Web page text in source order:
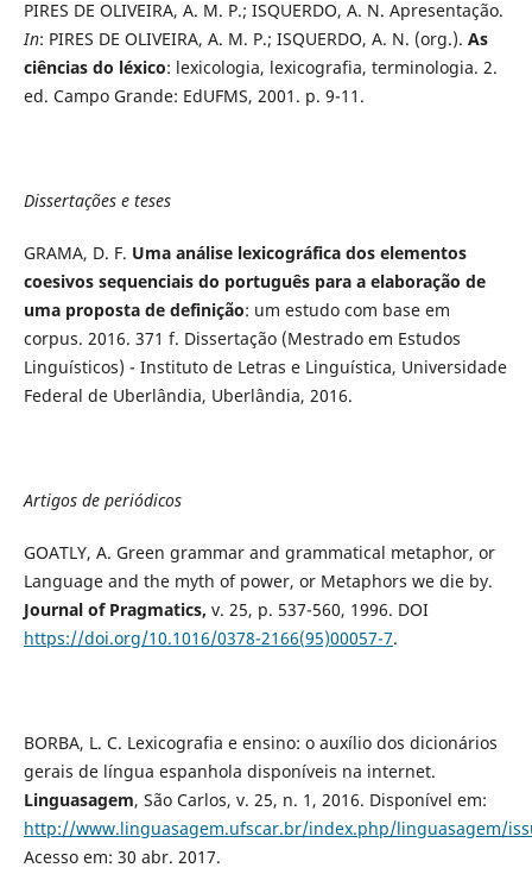
PIRES DE OLIVEIRA, A. M. P.; ISQUERDO, A. N. Apresentação.
In: PIRES DE OLIVEIRA, A. M. P.; ISQUERDO, A. N. (org.). As
ciências do léxico: lexicologia, lexicografia, terminologia. 2.
ed. Campo Grande: EdUFMS, 2001. p. 9-11.
Dissertações e teses
GRAMA, D. F. Uma análise lexicográfica dos elementos
coesivos sequenciais do português para a elaboração de
uma proposta de definição: um estudo com base em
corpus. 2016. 371 f. Dissertação (Mestrado em Estudos
Linguísticos) - Instituto de Letras e Linguística, Universidade
Federal de Uberlândia, Uberlândia, 2016.
Artigos de periódicos
GOATLY, A. Green grammar and grammatical metaphor, or
Language and the myth of power, or Metaphors we die by.
Journal of Pragmatics, v. 25, p. 537-560, 1996. DOI
https://doi.org/10.1016/0378-2166(95)00057-7.
BORBA, L. C. Lexicografia e ensino: o auxílio dos dicionários
gerais de língua espanhola disponíveis na internet.
Linguasagem, São Carlos, v. 25, n. 1, 2016. Disponível em:
http://www.linguasagem.ufscar.br/index.php/linguasagem/
Acesso em: 30 abr. 2017.